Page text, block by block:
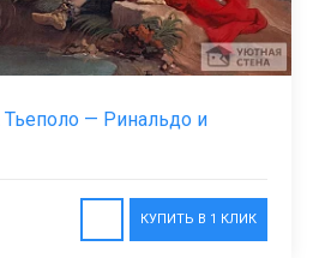
— Ринальдо и
КУПИТЬ В 1 КЛИК